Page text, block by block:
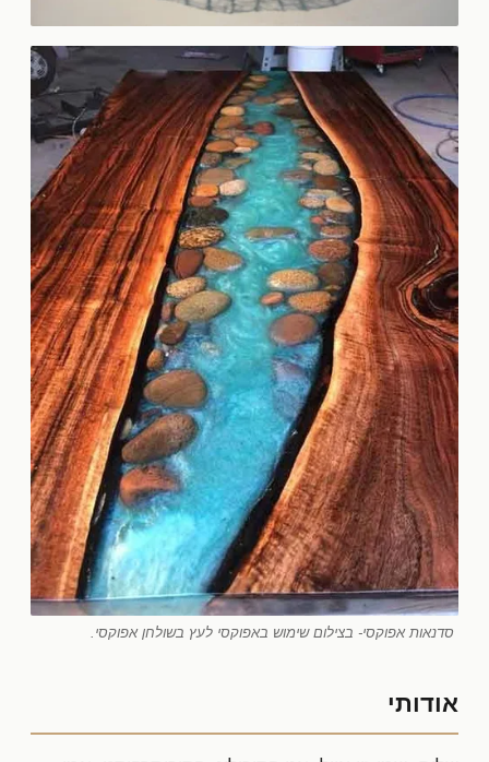
סדנאות אפוקסי- בצילום שימוש באפוקסי לעץ בשולחן אפוקסי.
אודותי